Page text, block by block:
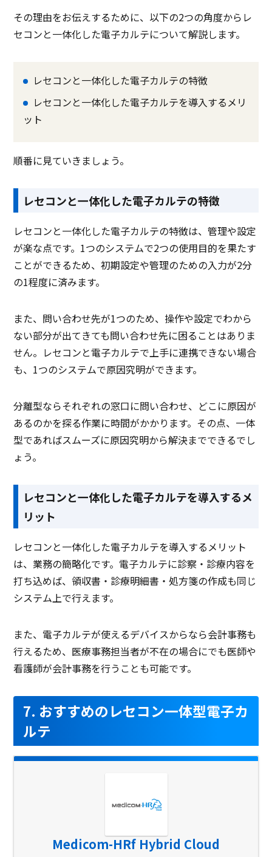
その理由をお伝えするために、以下の2つの角度からレ
セコンと一体化した電子カルテについて解説します。
レセコンと一体化した電子カルテの特徴
レセコンと一体化した電子カルテを導入するメリ
ット
順番に見ていきましょう。
レセコンと一体化した電子カルテの特徴
レセコンと一体化した電子カルテの特徴は、管理や設定
が楽な点です。1つのシステムで2つの使用目的を果たす
ことができるため、初期設定や管理のための入力が2分
の1程度に済みます。
また、問い合わせ先が1つのため、操作や設定でわから
ない部分が出てきても問い合わせ先に困ることはありま
せん。レセコンと電子カルテで上手に連携できない場合
も、1つのシステムで原因究明ができます。
分離型ならそれぞれの窓口に問い合わせ、どこに原因が
あるのかを探る作業に時間がかかります。その点、一体
型であればスムーズに原因究明から解決までできるでし
ょう。
レセコンと一体化した電子カルテを導入するメ
リット
レセコンと一体化した電子カルテを導入するメリット
は、業務の簡略化です。電子カルテに診察・診療内容を
打ち込めば、領収書・診療明細書・処方箋の作成も同じ
システム上で行えます。
また、電子カルテが使えるデバイスからなら会計事務も
行えるため、医療事務担当者が不在の場合にでも医師や
看護師が会計事務を行うことも可能です。
7. おすすめのレセコン一体型電子カ
ルテ
Medicom-HRf Hybrid Cloud